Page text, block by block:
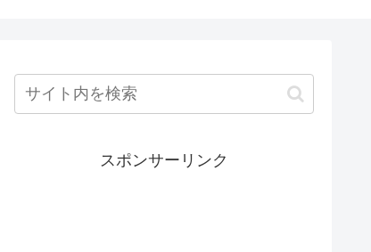
スポンサーリンク